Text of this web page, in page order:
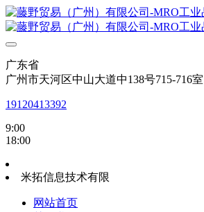
广东省
广州市天河区中山大道中138号715-716室
19120413392
9:00
18:00
米拓信息技术有限
网站首页